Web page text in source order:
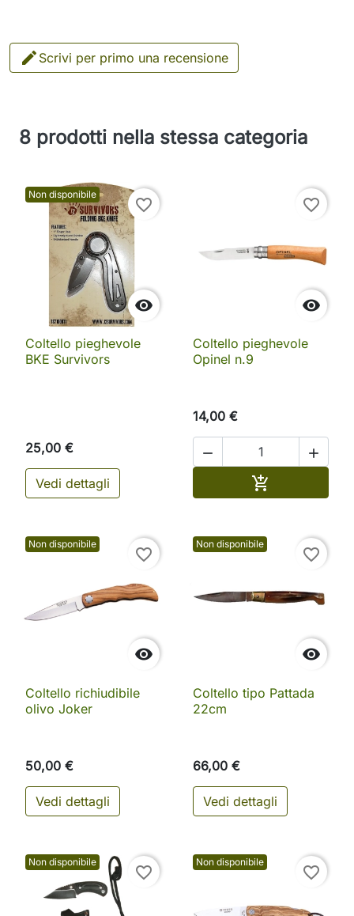
 Scrivi per primo una recensione
8 prodotti nella stessa categoria
Non disponibile

favorite_border
Coltello pieghevole
BKE Survivors
25,00 €
Vedi dettagli

favorite_border
Coltello pieghevole
Opinel n.9
14,00 €
 

Non disponibile

favorite_border
Coltello richiudibile
olivo Joker
50,00 €
Vedi dettagli
Non disponibile

favorite_border
Coltello tipo Pattada
22cm
66,00 €
Vedi dettagli
Non disponibile
favorite_border
Non disponibile
favorite_border